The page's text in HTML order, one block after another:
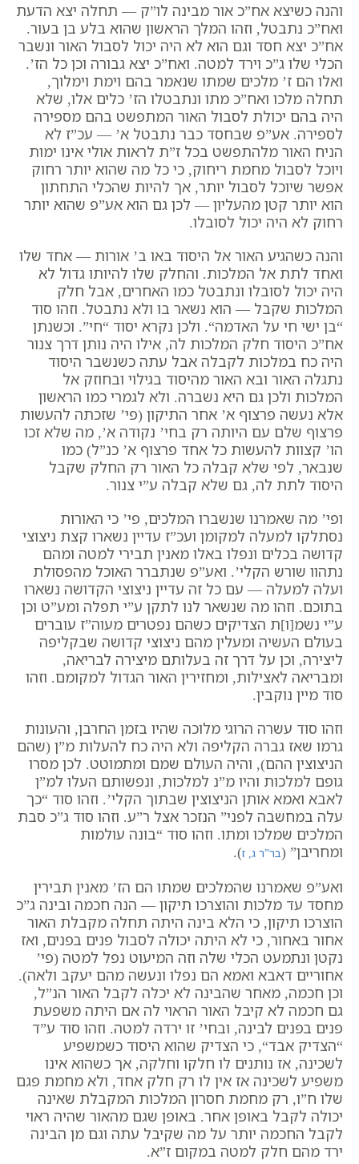
והנה כשיצא אח”כ אור מבינה לו”ק — תחלה יצא הדעת
ואח”כ נתבטל, וזהו המלך הראשון שהוא בלע בן בעור.
אח”כ יצא חסד וגם הוא לא היה יכול לסבול האור ונשבר
הכלי שלו ג”כ וירד למטה. ואח”כ יצא גבורה וכן כל הז’.
ואלו הם ז’ מלכים שמתו שנאמר בהם וימת וימלוך,
תחלה מלכו ואח”כ מתו ונתבטלו הז’ כלים אלו, שלא
היה בהם יכולת לסבול האור המתפשט בהם מספירה
לספירה. אע”פ שבחסד כבר נתבטל א’ — עכ”ז לא
הניח האור מלהתפשט בכל ז”ת לראות אולי אינו ימות
ויוכל לסבול מחמת ריחוק, כי כל מה שהוא יותר רחוק
אפשר שיוכל לסבול יותר, אך להיות שהכלי התחתון
הוא יותר קטן מהעליון — לכן גם הוא אע”פ שהוא יותר
רחוק לא היה יכול לסובלו.
והנה כשהגיע האור אל היסוד באו ב’ אורות — אחד שלו
ואחד לתת אל המלכות. והחלק שלו להיותו גדול לא
היה יכול לסובלו ונתבטל כמו האחרים, אבל חלק
המלכות שקבל — הוא נשאר בו ולא נתבטל. וזהו סוד
“בן ישי חי על האדמה“. ולכן נקרא יסוד “חי”. וכשנתן
אח”כ היסוד חלק המלכות לה, אילו היה נותן דרך צנור
היה כח במלכות לקבלה אבל עתה כשנשבר היסוד
נתגלה האור ובא האור מהיסוד בגילוי ובחוזק אל
המלכות ולכן גם היא נשברה. ולא לגמרי כמו הראשון
אלא נעשה פרצוף א’ אחר התיקון (פי’ שזכתה להעשות
פרצוף שלם עם היותה רק בחי’ נקודה א’, מה שלא זכו
הו’ קצוות להעשות כל אחד פרצוף א’ כנ”ל) כמו
שנבאר, לפי שלא קבלה כל האור רק החלק שקבל
היסוד לתת לה, גם שלא קבלה ע”י צנור.
ופי’ מה שאמרנו שנשברו המלכים, פי’ כי האורות
נסתלקו למעלה למקומן ועכ”ז עדיין נשארו קצת ניצוצי
קדושה בכלים ונפלו באלו מאנין תבירי למטה ומהם
נתהוו שורש הקלי’. ואע”פ שנתברר האוכל מהפסולת
ועלה למעלה — עם כל זה עדיין ניצוצי הקדושה נשארו
בתוכם. וזהו מה שנשאר לנו לתקן ע”י תפלה ומע”ט וכן
ע”י נשמ[ו]ת הצדיקים כשהם נפטרים מעוה”ז עוברים
בעולם העשיה ומעלין מהם ניצוצי קדושה שבקליפה
ליצירה, וכן על דרך זה בעלותם מיצירה לבריאה,
ומבריאה לאצילות, ומחזירין האור הגדול למקומם. וזהו
סוד מיין נוקבין.
וזהו סוד עשרה הרוגי מלוכה שהיו בזמן החרבן, והעונות
גרמו שאז גברה הקליפה ולא היה כח להעלות מ”ן (שהם
הניצוצין ההם), והיה העולם שמם ומתמוטט. לכן מסרו
גופם למלכות והיו מ”נ למלכות, ונפשותם העלו למ”ן
לאבא ואמא אותן הניצוצין שבתוך הקלי’. וזהו סוד “כך
עלה במחשבה לפני” הנזכר אצל ר”ע. וזהו סוד ג”כ סבת
המלכים שמלכו ומתו. וזהו סוד “בונה עולמות
ומחריבן” (בר”ר ג, ז).
ואע”פ שאמרנו שהמלכים שמתו הם הז’ מאנין תבירין
מחסד עד מלכות והוצרכו תיקון — הנה חכמה ובינה ג”כ
הוצרכו תיקון, כי הלא בינה היתה תחלה מקבלת האור
אחור באחור, כי לא היתה יכולה לסבול פנים בפנים, ואז
נקטן ונתמעט הכלי שלה וזה המיעוט נפל למטה (פי’
אחוריים דאבא ואמא הם נפלו ונעשה מהם יעקב ולאה).
וכן חכמה, מאחר שהבינה לא יכלה לקבל האור הנ”ל,
גם חכמה לא קיבל האור הראוי לה אם היתה משפעת
פנים בפנים לבינה, ובחי’ זו ירדה למטה. וזהו סוד ע”ד
“הצדיק אבד“, כי הצדיק שהוא היסוד כשמשפיע
לשכינה, אז נותנים לו חלקו וחלקה, אך כשהוא אינו
משפיע לשכינה אז אין לו רק חלק אחד, ולא מחמת פגם
שלו ח”ו, רק מחמת חסרון המלכות המקבלת שאינה
יכולה לקבל באופן אחר. באופן שגם מהאור שהיה ראוי
לקבל החכמה יותר על מה שקיבל עתה וגם מן הבינה
ירד מהם חלק למטה במקום ז”א.